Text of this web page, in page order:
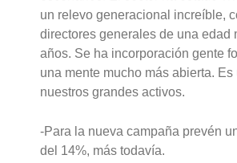
un relevo generacional increíble,
directores generales de una edad
años. Se ha incorporación gente
una mente mucho más abierta. Es
nuestros grandes activos.
-Para la nueva campaña prevén
del 14%, más todavía.